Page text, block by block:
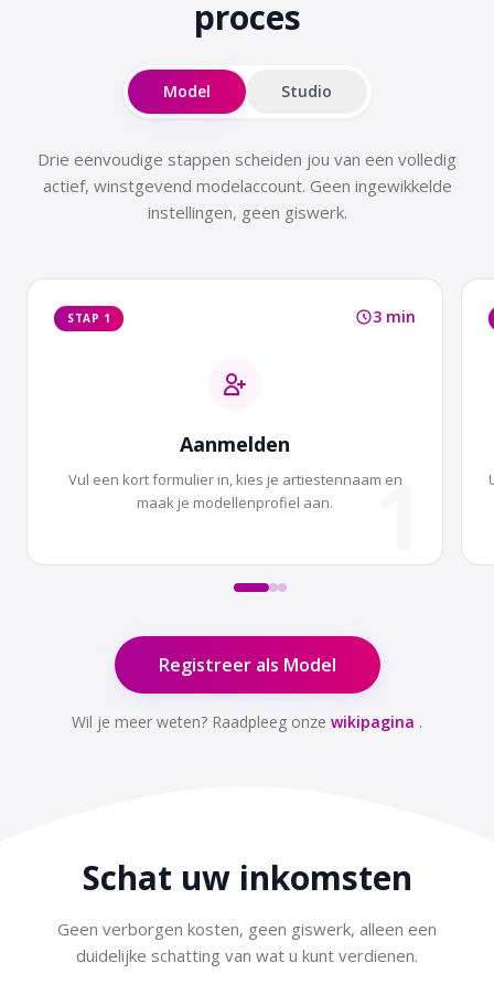
proces
Model Studio
Drie eenvoudige stappen scheiden jou van een volledig
actief, winstgevend modelaccount. Geen ingewikkelde
instellingen, geen giswerk.
STAP 1 3 min
Aanmelden
Vul een kort formulier in, kies je artiestennaam en
maak je modellenprofiel aan.
1
Registreer als Model
Wil je meer weten? Raadpleeg onze wikipagina .
Schat uw inkomsten
Geen verborgen kosten, geen giswerk, alleen een
duidelijke schatting van wat u kunt verdienen.